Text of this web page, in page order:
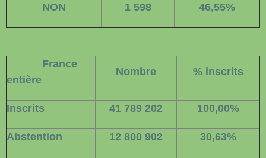
NON 1 598 46,55%
France
entière
Nombre % inscrits
Inscrits 41 789 202 100,00%
Abstention 12 800 902 30,63%